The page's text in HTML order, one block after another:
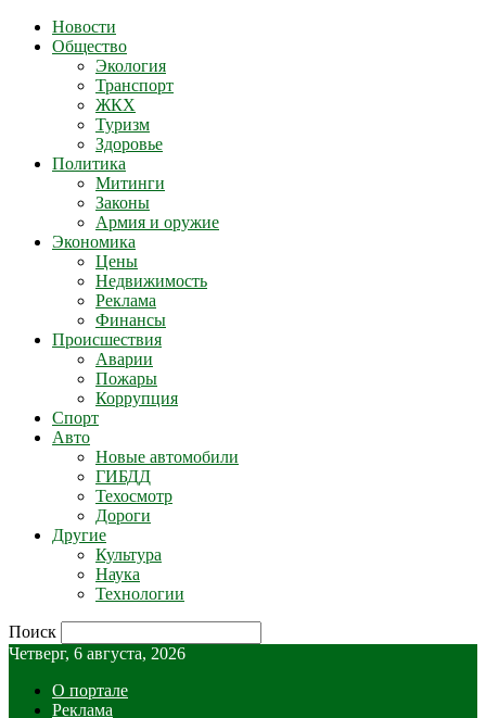
Новости
Общество
Экология
Транспорт
ЖКХ
Туризм
Здоровье
Политика
Митинги
Законы
Армия и оружие
Экономика
Цены
Недвижимость
Реклама
Финансы
Происшествия
Аварии
Пожары
Коррупция
Спорт
Авто
Новые автомобили
ГИБДД
Техосмотр
Дороги
Другие
Культура
Наука
Технологии
Поиск
Четверг, 6 августа, 2026
О портале
Реклама